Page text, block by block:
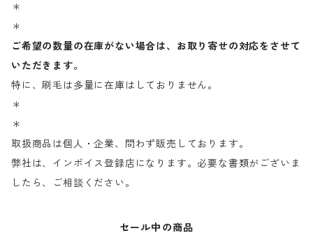
＊
＊
ご希望の数量の在庫がない場合は、お取り寄せの対応をさせて
いただきます。
特に、刷毛は多量に在庫はしておりません。
＊
＊
取扱商品は個人・企業、問わず販売しております。
弊社は、インボイス登録店になります。必要な書類がございま
したら、ご相談ください。
セール中の商品